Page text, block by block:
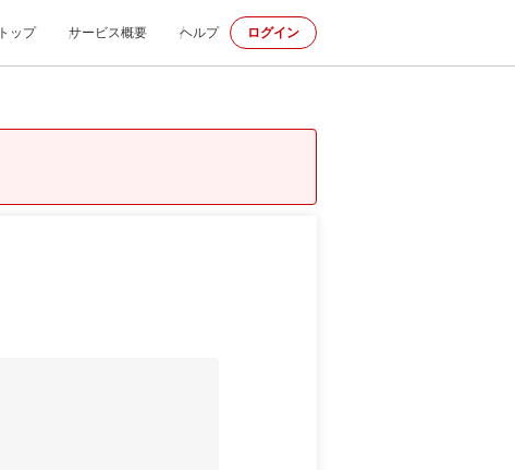
トップ サービス概要 ヘルプ ログイン